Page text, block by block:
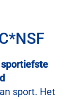
sportiefste
sport. Het